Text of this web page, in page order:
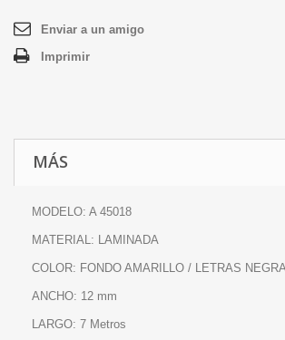
Enviar a un amigo
Imprimir
MÁS
MODELO: A 45018
MATERIAL: LAMINADA
COLOR: FONDO AMARILLO / LETRAS
ANCHO: 12 mm
LARGO: 7 Metros